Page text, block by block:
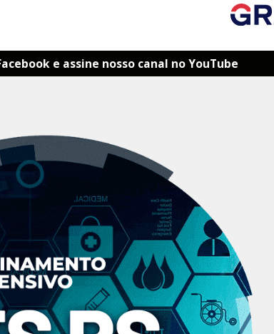
e assine nosso canal no YouTube